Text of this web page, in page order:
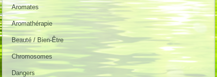
Aromates
Aromathérapie
Beauté / Bien-Être
Chromosomes
Dangers